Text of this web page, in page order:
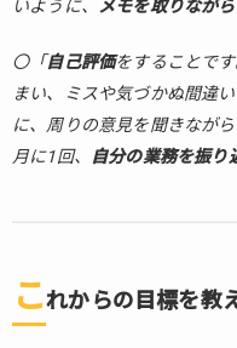
め
いように、
メモを取りなが
〇「自己評価をすることで
まい、ミスや気づかぬ間違
に、周りの意見を聞きなが
月に1回、
自分の業務を振り
これからの目標を教